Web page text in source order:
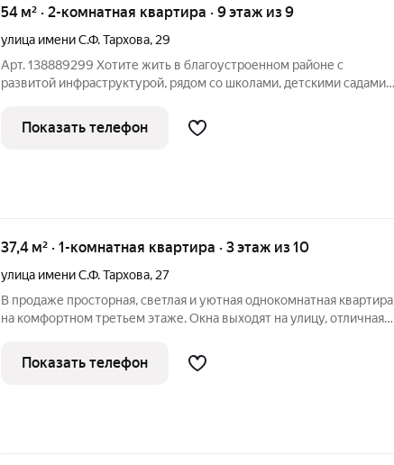
54 м² · 2-комнатная квартира · 9 этаж из 9
улица имени С.Ф. Тархова, 29
Арт. 138889299 Хотите жить в благоустроенном районе с
развитой инфраструктурой, рядом со школами, детскими садами,
сетевыми магазинами, рынками, зелеными прогулочными
зонами? Предлагаю вам
Показать телефон
37,4 м² · 1-комнатная квартира · 3 этаж из 10
улица имени С.Ф. Тархова, 27
В продаже просторная, светлая и уютная однокомнатная квартира
на комфортном третьем этаже. Окна выходят на улицу, отличная
закрытым двором и отдельной детской площадкой. Рядом с домом
Показать телефон